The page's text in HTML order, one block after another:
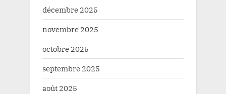
décembre 2025
novembre 2025
octobre 2025
septembre 2025
août 2025